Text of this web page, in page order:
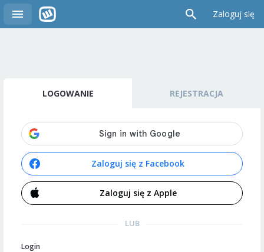
Zaloguj się
LOGOWANIE REJESTRACJA
Zaloguj się z Facebook
Zaloguj się z Apple
LUB
Login